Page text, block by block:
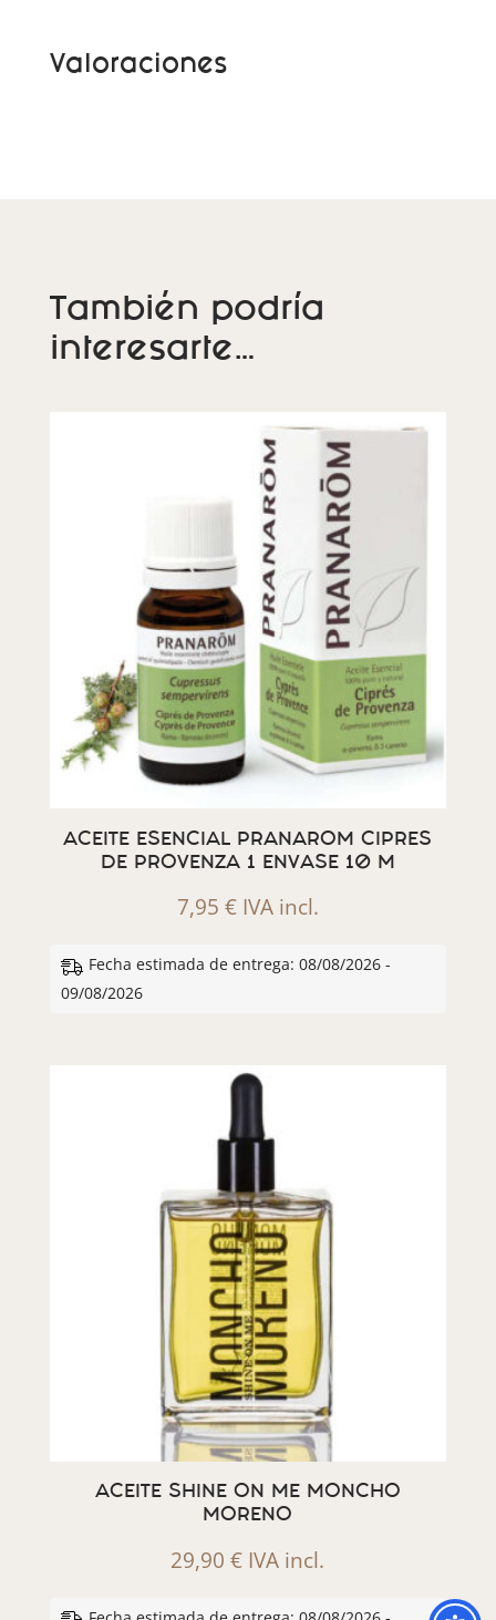
Valoraciones
También podría
interesarte…
ACEITE ESENCIAL PRANAROM CIPRES
DE PROVENZA 1 ENVASE 10 M
7,95 € IVA incl.
Fecha estimada de entrega: 08/08/2026 -
09/08/2026
ACEITE SHINE ON ME MONCHO
MORENO
29,90€ IVA incl.